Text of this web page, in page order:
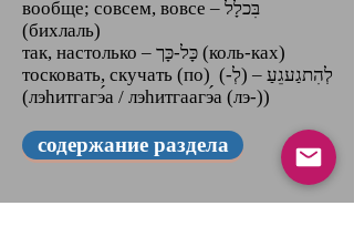
вообще; совсем, вовсе – בִּכלָל
(бихлаль)
так, настолько ‎–‎ כָּל-כָּך (коль-ках)
тосковать, скучать (по) (-‎לְ‎) – ‎לְהִתגַעגֵעַ‎
(лэhитгагэ́а / лэhитгаагэ́а (лэ-))
содержание раздела